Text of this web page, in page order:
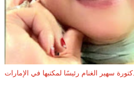
سهير الغنام رئيسًا لمكتبها في الإمارات